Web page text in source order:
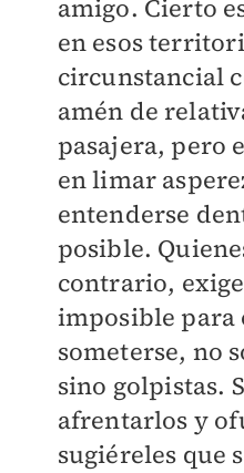
amigo. Cierto
en esos
circunstancial
amén de
pasajera, pero
en limar
entenderse
posible.
contrario,
imposible
someterse, no
sino golpistas.
afrentarlos y
sugiéreles que